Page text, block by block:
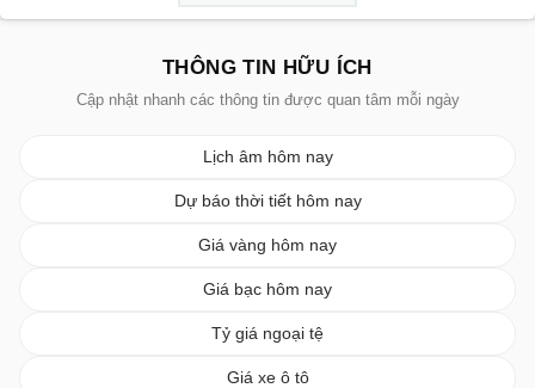
THÔNG TIN HỮU ÍCH
Cập nhật nhanh các thông tin được quan tâm mỗi ngày
Lịch âm hôm nay
Dự báo thời tiết hôm nay
Giá vàng hôm nay
Giá bạc hôm nay
Tỷ giá ngoại tệ
Giá xe ô tô